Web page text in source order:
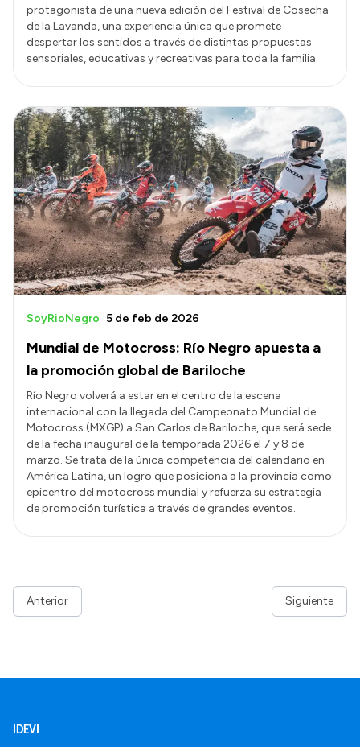
protagonista de una nueva edición del Festival de Cosecha
de la Lavanda, una experiencia única que promete
despertar los sentidos a través de distintas propuestas
sensoriales, educativas y recreativas para toda la familia.
Mundial de Motocross: Río Negro apuesta a
la promoción global de Bariloche
SoyRioNegro 5 de feb de 2026
Río Negro volverá a estar en el centro de la escena
internacional con la llegada del Campeonato Mundial de
Motocross (MXGP) a San Carlos de Bariloche, que será sede
de la fecha inaugural de la temporada 2026 el 7 y 8 de
marzo. Se trata de la única competencia del calendario en
América Latina, un logro que posiciona a la provincia como
epicentro del motocross mundial y refuerza su estrategia
de promoción turística a través de grandes eventos.
Anterior Siguiente
IDEVI